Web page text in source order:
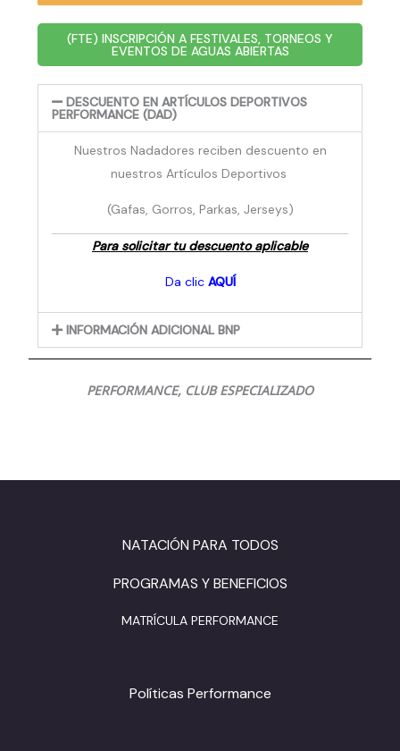
(FTE) INSCRIPCIÓN A FESTIVALES, TORNEOS Y
EVENTOS DE AGUAS ABIERTAS
DESCUENTO EN ARTÍCULOS DEPORTIVOS
PERFORMANCE (DAD)
Nuestros Nadadores reciben descuento en
nuestros Artículos Deportivos
(Gafas, Gorros, Parkas, Jerseys)
Para solicitar tu descuento aplicable
Da clic AQUÍ
INFORMACIÓN ADICIONAL BNP
PERFORMANCE, CLUB ESPECIALIZADO
NATACIÓN PARA TODOS
PROGRAMAS Y BENEFICIOS
MATRÍCULA PERFORMANCE
Políticas Performance